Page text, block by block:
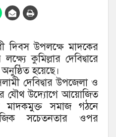
দিবস উপলক্ষে মাদকের
কুমিল্লার দেবিদ্বারে
হয়েছে।
দেবিদ্বার উপজেলা ও
যৌথ উদ্যোগে আয়োজিত
মাদকমুক্ত সমাজ গঠনে
সচেতনতার ওপর